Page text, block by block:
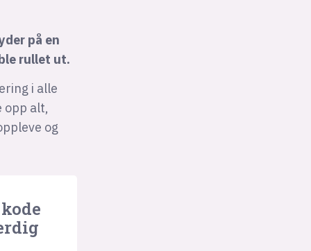
på en
rullet ut.
i alle
opp alt,
og